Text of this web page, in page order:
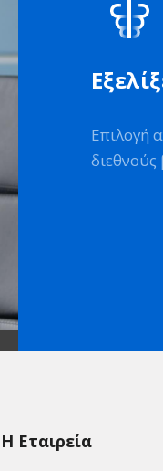
Επιλογή
διεθνούς
Η Εταιρεία